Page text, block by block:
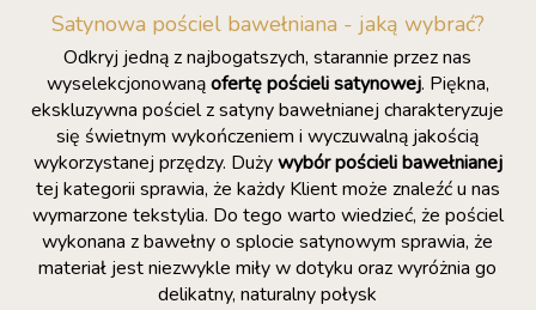
Satynowa pościel bawełniana - jaką wybrać?
Odkryj jedną z najbogatszych, starannie przez nas
wyselekcjonowanąofertę pościeli satynowej. Piękna,
ekskluzywna pościel z satyny bawełnianej charakteryzuje
się świetnym wykończeniem i wyczuwalną jakością
wykorzystanej przędzy. Dużywybór pościeli bawełnianej
tej kategorii sprawia, że każdy Klient może znaleźć u nas
wymarzone tekstylia. Do tego warto wiedzieć, że pościel
wykonana z bawełny o splocie satynowym sprawia, że
materiał jest niezwykle miły w dotyku oraz wyróżnia go
delikatny, naturalny połysk